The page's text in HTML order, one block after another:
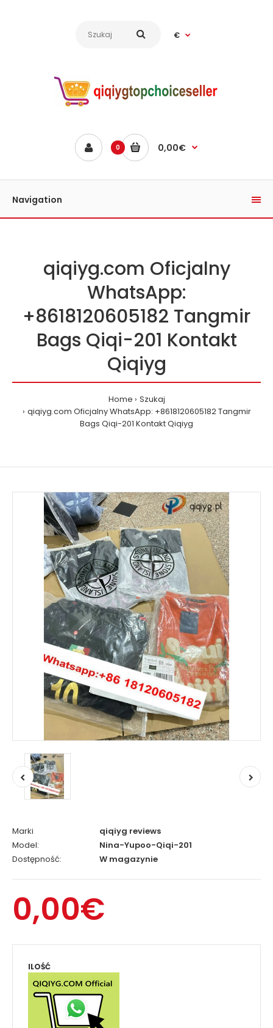
€
0 0,00€
Navigation
qiqiyg.com Oficjalny
WhatsApp:
+8618120605182 Tangmir
Bags Qiqi-201 Kontakt
Qiqiyg
Home
Szukaj
qiqiyg.com Oficjalny WhatsApp: +8618120605182 Tangmir
Bags Qiqi-201 Kontakt Qiqiyg
Marki
qiqiyg reviews
Model:
Nina-Yupoo-Qiqi-201
Dostępność:
W magazynie
0,00€
ILOŚĆ